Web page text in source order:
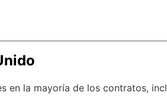
en la mayoría de los contratos, incl